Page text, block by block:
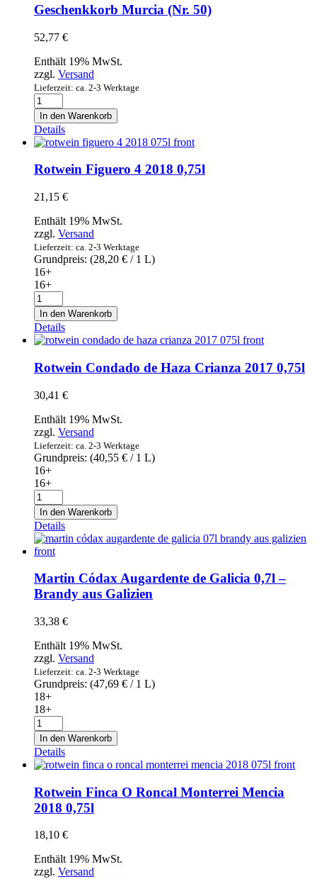
Geschenkkorb Murcia (Nr. 50)
52,77 €
Enthält 19% MwSt.
zzgl. Versand
Lieferzeit: ca. 2-3 Werktage
Geschenkkorb
Murcia
(Nr.
50)
Menge
In den Warenkorb
Details
Rotwein Figuero 4 2018 0,75l
21,15 €
Enthält 19% MwSt.
zzgl. Versand
Lieferzeit: ca. 2-3 Werktage
Grundpreis: (28,20 € / 1 L)
16+
16+
Rotwein
Figuero
4
2018
0,75l
Menge
In den Warenkorb
Details
Rotwein Condado de Haza Crianza 2017 0,75l
30,41 €
Enthält 19% MwSt.
zzgl. Versand
Lieferzeit: ca. 2-3 Werktage
Grundpreis: (40,55 € / 1 L)
16+
16+
Rotwein
Condado
de
Haza
Crianza
2017
0,75l
Menge
In den Warenkorb
Details
Martin Códax Augardente de Galicia 0,7l –
Brandy aus Galizien
33,38 €
Enthält 19% MwSt.
zzgl. Versand
Lieferzeit: ca. 2-3 Werktage
Grundpreis: (47,69 € / 1 L)
18+
18+
Martin
Códax
Augardente
de
Galicia
0,7l
-
Brandy
Galizien
In den Warenkorb
Details
Rotwein Finca O Roncal Monterrei Mencia
2018 0,75l
18,10 €
Enthält 19% MwSt.
zzgl. Versand